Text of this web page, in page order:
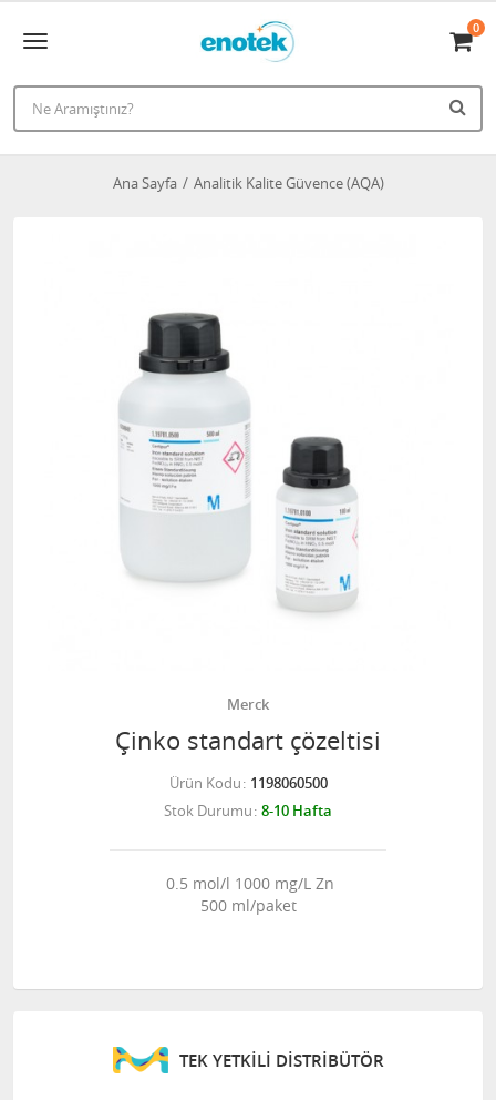
0
Ana Sayfa Analitik Kalite Güvence (AQA)
Merck
Çinko standart çözeltisi
Ürün Kodu 1198060500
Stok Durumu 8-10 Hafta
0.5 mol/l 1000 mg/L Zn
500 ml/paket
TEK YETKİLİ DİSTRİBÜTÖR